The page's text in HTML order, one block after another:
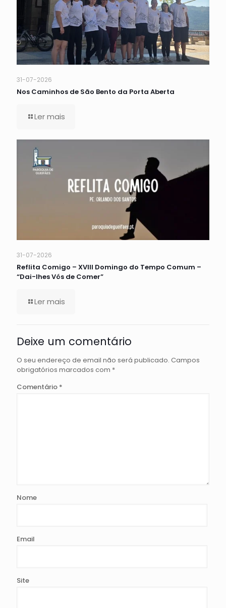
31-07-2026
Nos Caminhos de São Bento da Porta Aberta
Ler mais
31-07-2026
Reflita Comigo – XVIII Domingo do Tempo Comum –
“Dai-lhes Vós de Comer”
Ler mais
Deixe um comentário
O seu endereço de email não será publicado. Campos
obrigatórios marcados com *
Comentário *
Nome
Email
Site